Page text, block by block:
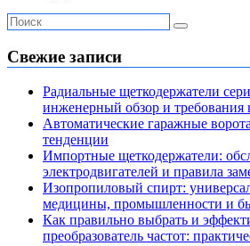
Свежие записи
Радиальные щеткодержатели
инженерный обзор и
Автоматические гаражные
тенденции
Импортные щеткодержатели:
электродвигателей и правила
Изопропиловый спирт:
медицины, промышленности и
Как правильно выбрать и
преобразователь частот: